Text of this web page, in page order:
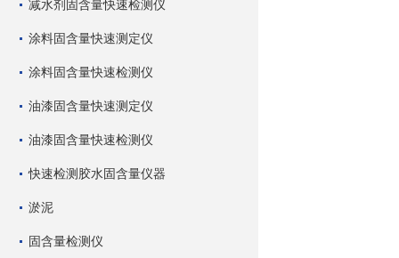
减水剂固含量快速检测仪
涂料固含量快速测定仪
涂料固含量快速检测仪
油漆固含量快速测定仪
油漆固含量快速检测仪
快速检测胶水固含量仪器
淤泥
固含量检测仪